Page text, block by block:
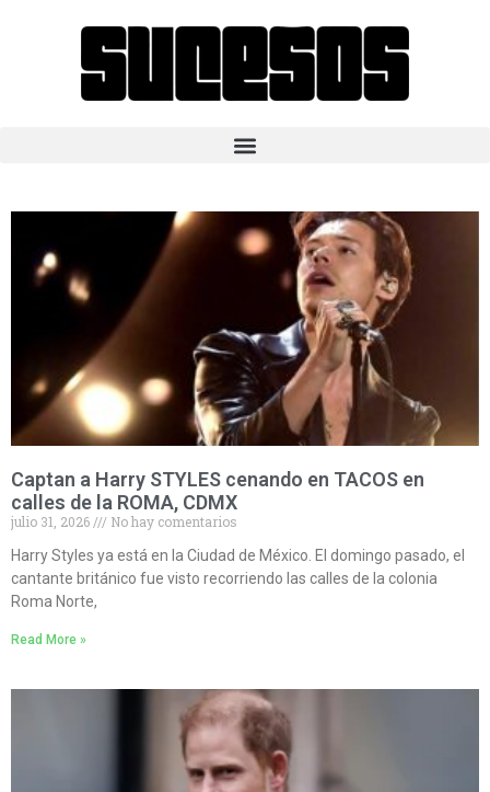
Captan a Harry STYLES cenando en TACOS en
calles de la ROMA, CDMX
julio 31, 2026
No hay comentarios
Harry Styles ya está en la Ciudad de México. El domingo pasado, el
cantante británico fue visto recorriendo las calles de la colonia
Roma Norte,
Read More »